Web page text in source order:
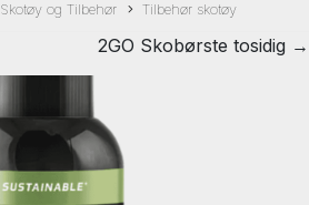
Skotøy og Tilbehør Tilbehør skotøy
2GO Skobørste tosidig →